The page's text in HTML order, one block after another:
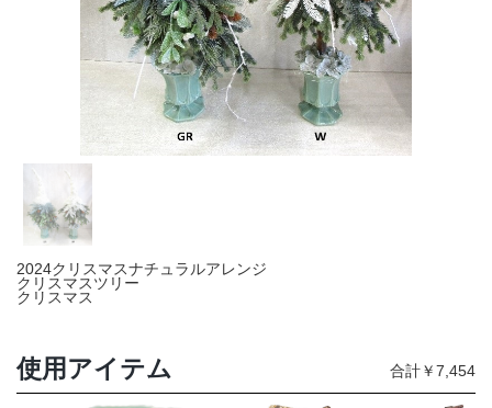
店舗情報・営業日
会社情報
採用情報
お問い合わせ
プライバシーポリシー
OFFICIAL SNS
2024クリスマスナチュラルアレンジ
クリスマスツリー
クリスマス
使用アイテム 合計￥7,454